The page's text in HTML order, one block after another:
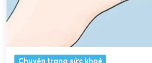
Chuyên trang sức khoẻ